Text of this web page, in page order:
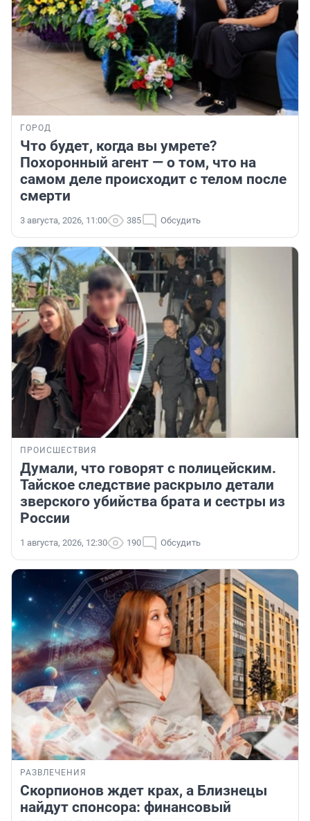
ГОРОД
Что будет, когда вы умрете?
Похоронный агент — о том, что на
самом деле происходит с телом после
смерти
3 августа, 2026, 11:00 385 Обсудить
ПРОИСШЕСТВИЯ
Думали, что говорят с полицейским.
Тайское следствие раскрыло детали
зверского убийства брата и сестры из
России
1 августа, 2026, 12:30 190 Обсудить
РАЗВЛЕЧЕНИЯ
Скорпионов ждет крах, а Близнецы
найдут спонсора: финансовый